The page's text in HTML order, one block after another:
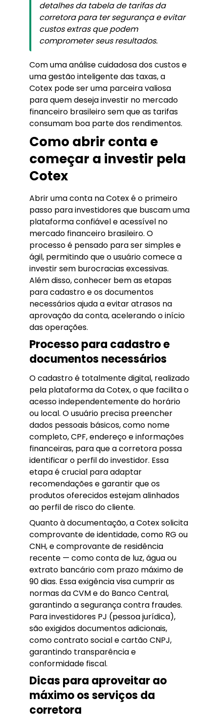
detalhes da tabela de tarifas da
corretora para ter segurança e evitar
custos extras que podem
comprometer seus resultados.
Com uma análise cuidadosa dos custos e
uma gestão inteligente das taxas, a
Cotex pode ser uma parceira valiosa
para quem deseja investir no mercado
financeiro brasileiro sem que as tarifas
consumam boa parte dos rendimentos.
Como abrir conta e
começar a investir pela
Cotex
Abrir uma conta na Cotex é o primeiro
passo para investidores que buscam uma
plataforma confiável e acessível no
mercado financeiro brasileiro. O
processo é pensado para ser simples e
ágil, permitindo que o usuário comece a
investir sem burocracias excessivas.
Além disso, conhecer bem as etapas
para cadastro e os documentos
necessários ajuda a evitar atrasos na
aprovação da conta, acelerando o início
das operações.
Processo para cadastro e
documentos necessários
O cadastro é totalmente digital, realizado
pela plataforma da Cotex, o que facilita o
acesso independentemente do horário
ou local. O usuário precisa preencher
dados pessoais básicos, como nome
completo, CPF, endereço e informações
financeiras, para que a corretora possa
identificar o perfil do investidor. Essa
etapa é crucial para adaptar
recomendações e garantir que os
produtos oferecidos estejam alinhados
ao perfil de risco do cliente.
Quanto à documentação, a Cotex solicita
comprovante de identidade, como RG ou
CNH, e comprovante de residência
recente — como conta de luz, água ou
extrato bancário com prazo máximo de
90 dias. Essa exigência visa cumprir as
normas da CVM e do Banco Central,
garantindo a segurança contra fraudes.
Para investidores PJ (pessoa jurídica),
são exigidos documentos adicionais,
como contrato social e cartão CNPJ,
garantindo transparência e
conformidade fiscal.
Dicas para aproveitar ao
máximo os serviços da
corretora